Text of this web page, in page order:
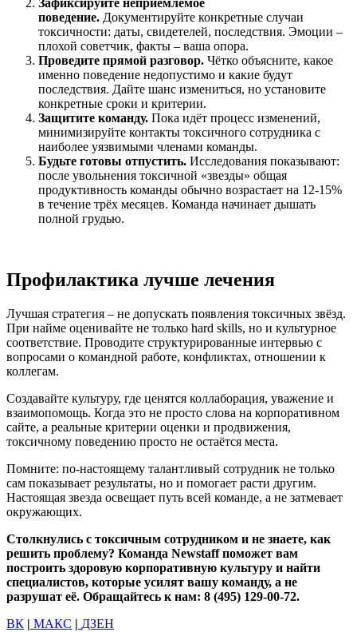
Зафиксируйте неприемлемое
поведение. Документируйте конкретные случаи
токсичности: даты, свидетелей, последствия. Эмоции –
плохой советчик, факты – ваша опора.
Проведите прямой разговор. Чётко объясните, какое
именно поведение недопустимо и какие будут
последствия. Дайте шанс измениться, но установите
конкретные сроки и критерии.
Защитите команду. Пока идёт процесс изменений,
минимизируйте контакты токсичного сотрудника с
наиболее уязвимыми членами команды.
Будьте готовы отпустить. Исследования показывают:
после увольнения токсичной «звезды» общая
продуктивность команды обычно возрастает на 12-15%
в течение трёх месяцев. Команда начинает дышать
полной грудью.
Профилактика лучше лечения
Лучшая стратегия – не допускать появления токсичных звёзд.
При найме оценивайте не только hard skills, но и культурное
соответствие. Проводите структурированные интервью с
вопросами о командной работе, конфликтах, отношении к
коллегам.
Создавайте культуру, где ценятся коллаборация, уважение и
взаимопомощь. Когда это не просто слова на корпоративном
сайте, а реальные критерии оценки и продвижения,
токсичному поведению просто не остаётся места.
Помните: по-настоящему талантливый сотрудник не только
сам показывает результаты, но и помогает расти другим.
Настоящая звезда освещает путь всей команде, а не затмевает
окружающих.
Столкнулись с токсичным сотрудником и не знаете, как
решить проблему? Команда Newstaff поможет вам
построить здоровую корпоративную культуру и найти
специалистов, которые усилят вашу команду, а не
разрушат её. Обращайтесь к нам: 8 (495) 129-00-72.
ВК | МАКС | ДЗЕН